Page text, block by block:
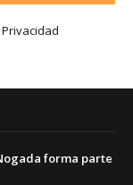
forma parte